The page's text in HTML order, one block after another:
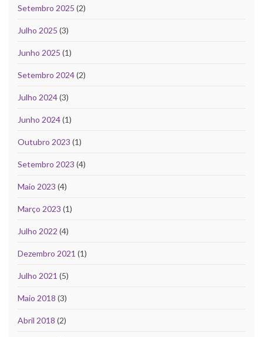
Setembro 2025 (2)
Julho 2025 (3)
Junho 2025 (1)
Setembro 2024(2)
Julho 2024(3)
Junho 2024(1)
Outubro 2023 (1)
Setembro 2023 (4)
Maio 2023 (4)
Março 2023 (1)
Julho 2022 (4)
Dezembro 2021 (1)
Julho 2021 (5)
Maio 2018 (3)
Abril 2018 (2)